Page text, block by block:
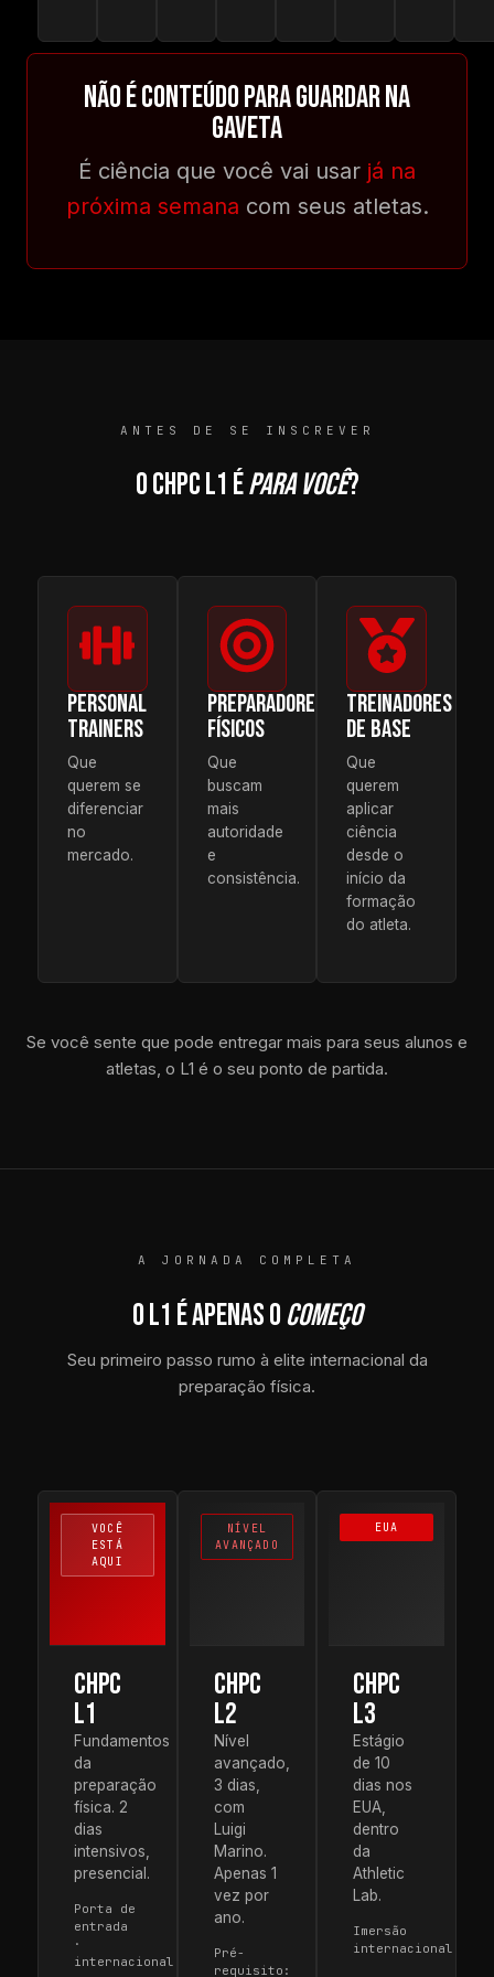
NÃO É CONTEÚDO PARA GUARDAR NA
GAVETA
É ciência que você vai usar já na
próxima semana com seus atletas.
ANTES DE SE INSCREVER
O CHPC L1 ÉPARA VOCÊ?
PERSONAL
TRAINERS
Que
querem se
diferenciar
no
mercado.
PREPARADORES
FÍSICOS
Que
buscam
mais
autoridade
e
consistência.
TREINADORES
DE BASE
Que
querem
aplicar
ciência
desde o
início da
formação
do atleta.
Se você sente que pode entregar mais para seus alunos e
atletas, o L1 é o seu ponto de partida.
A JORNADA COMPLETA
O L1 É APENAS OCOMEÇO
Seu primeiro passo rumo à elite internacional da
preparação física.
VOCÊ
ESTÁ
AQUI
CHPC
L1
Fundamentos
da
preparação
física. 2
dias
intensivos,
presencial.
Porta de
entrada
·
internacional
NÍVEL
AVANÇADO
CHPC
L2
Nível
avançado,
3 dias,
com
Luigi
Marino.
Apenas 1
vez por
ano.
Pré-
requisito:
EUA
CHPC
L3
Estágio
de 10
dias nos
EUA,
dentro
da
Athletic
Lab.
Imersão
internacional